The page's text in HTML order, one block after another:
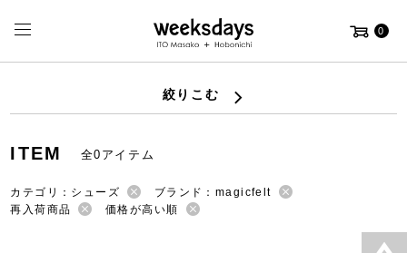
0
絞りこむ
ITEM 全0アイテム
カテゴリ：シューズ
ブランド：magicfelt
再入荷商品
価格が高い順